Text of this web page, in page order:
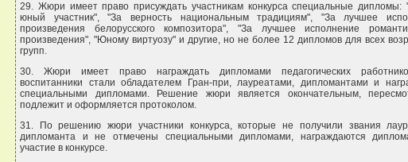
29. Жюри имеет право присуждать участникам конкурса специальные дипломы:
юный участник", "За верность национальным традициям", "За лучшее
произведения белорусского композитора", "За лучшее исполнение
произведения", "Юному виртуозу" и другие, но не более 12 дипломов для всех
групп.
30. Жюри имеет право награждать дипломами педагогических
воспитанники стали обладателем Гран-при, лауреатами, дипломантами и
специальными дипломами. Решение жюри является окончательным,
подлежит и оформляется протоколом.
31. По решению жюри участники конкурса, которые не получили звания
дипломанта и не отмечены специальными дипломами, награждаются
участие в конкурсе.